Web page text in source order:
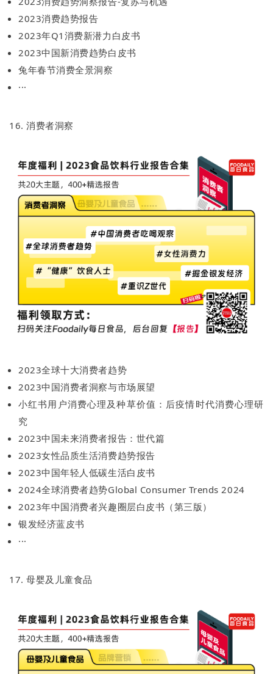
2023消费趋势报告
2023年Q1消费新潜力白皮书
2023中国新消费趋势白皮书
兔年春节消费全景洞察
···
16. 消费者洞察
2023全球十大消费者趋势
2023中国消费者洞察与市场展望
小红书用户消费心理及种草价值：后疫情时代消费心理研
究
2023中国未来消费者报告：世代篇
2023女性品质生活消费趋势报告
2023中国年轻人低碳生活白皮书
2024全球消费者趋势Global Consumer Trends 2024
2023年中国消费者兴趣圈层白皮书（第三版）
银发经济蓝皮书
···
17. 母婴及儿童食品